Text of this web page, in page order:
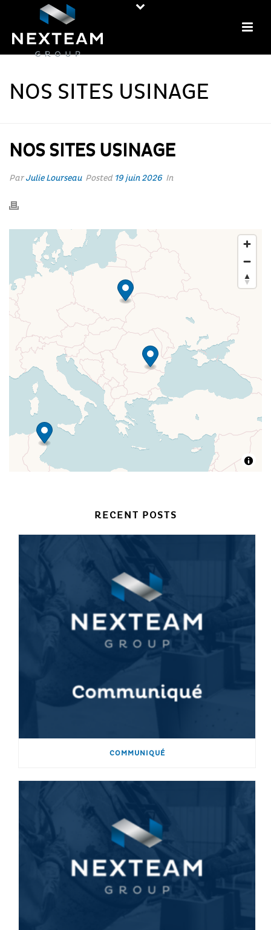
NOS SITES USINAGE
NOS SITES USINAGE
ParJulie Lourseau Posted 19 juin 2026 In
RECENT POSTS
COMMUNIQUÉ